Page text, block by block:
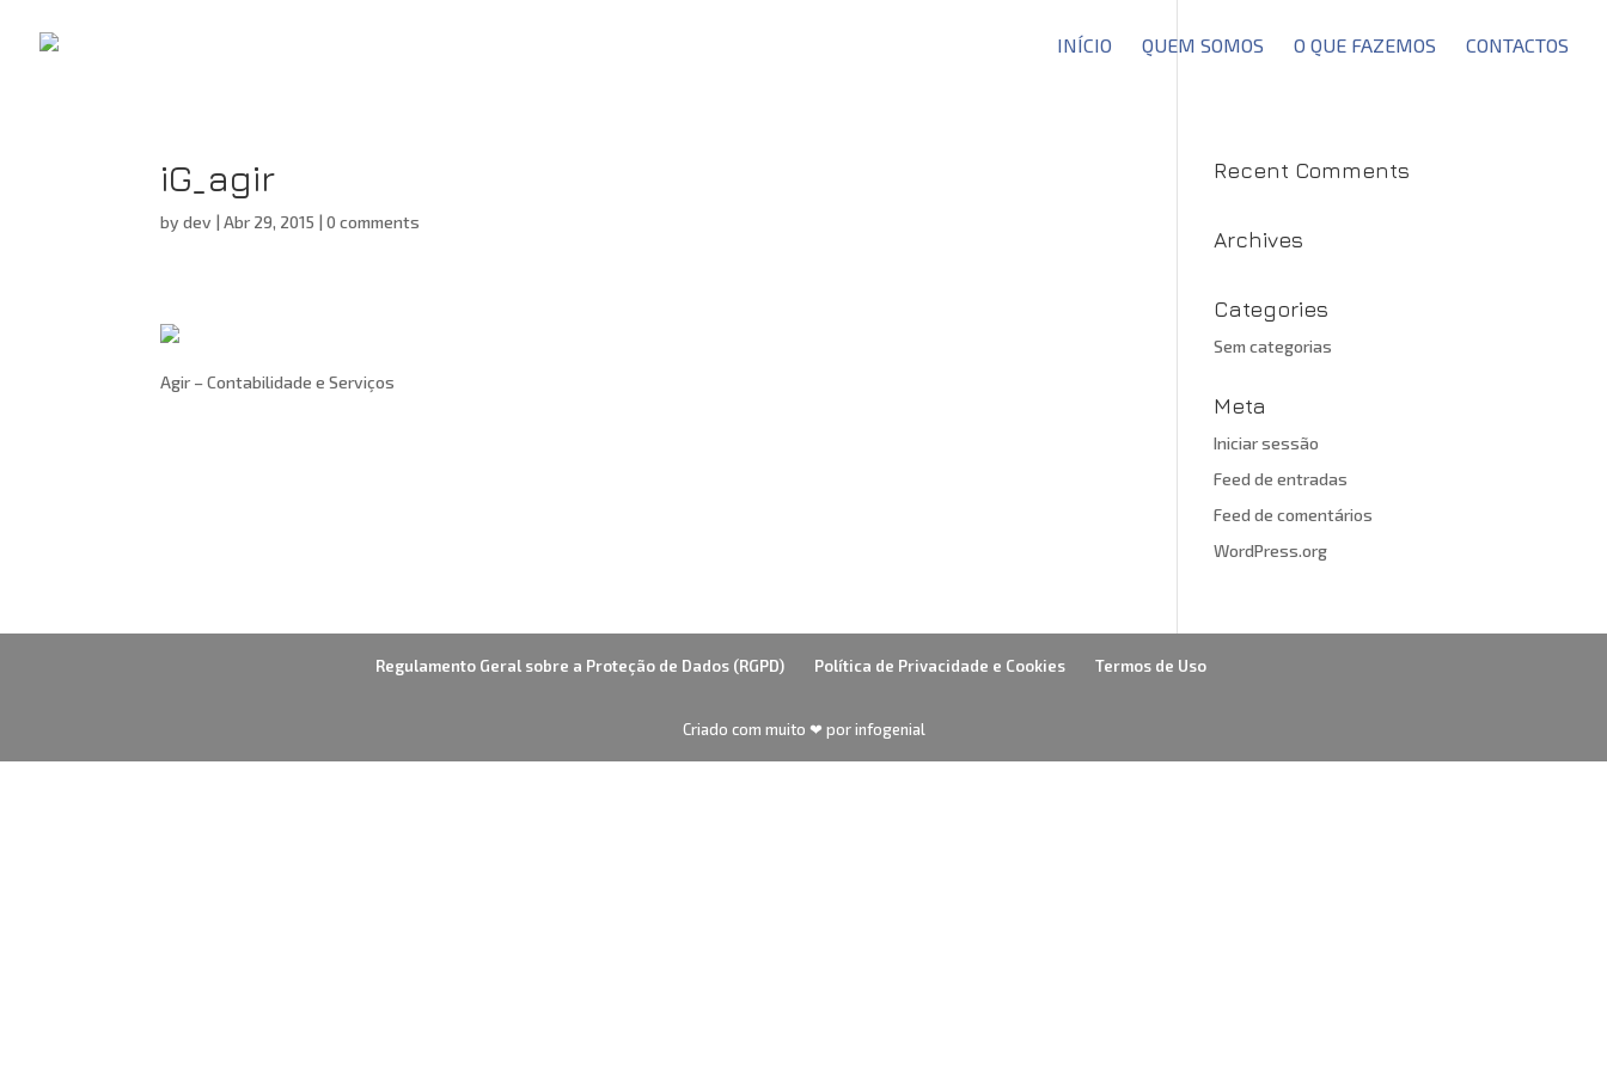
INÍCIO QUEM SOMOS O QUE FAZEMOS CONTACTOS
iG_agir
bydev |Abr 29, 2015 |0 comments
Agir – Contabilidade e Serviços
Recent Comments
Archives
Categories
Sem categorias
Meta
Iniciar sessão
Feed de entradas
Feed de comentários
WordPress.org
Regulamento Geral sobre a Proteção de Dados (RGPD) Política de Privacidade e Cookies Termos de Uso
Criado com muito ❤ por infogenial